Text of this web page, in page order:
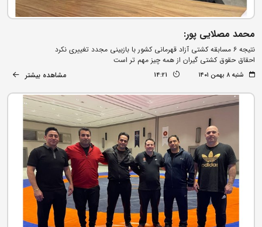
محمد مصلایی پور:
نتیجه ۶ مسابقه کشتی آزاد قهرمانی کشور با بازبینی مجدد تغییری نکرد
احقاق حقوق کشتی گیران از همه چیز مهم تر است
شنبه ۸ بهمن ۱۴۰۱ 14:21 مشاهده بیشتر